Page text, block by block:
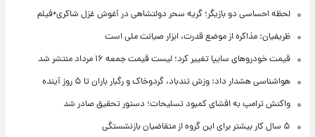
لحظه احساسی دو بازیگر؛ گریه سحر دولتشاهی در آغوش غزل شاکری+فیلم
ظریفیان: مذاکره از موضع قدرت، ابزار صیانت ملی است
قیمت خودروهای سایپا تغییر کرد؛ لیست قیمت جمعه ۱۶ مرداد منتشر شد
هواشناسی هشدار داد: وزش تندباد، گردوخاک و رگبار باران تا ۵ روز آینده
واکنش ترامپ به افشای کمبود تسلیحات؛ دستور تحقیق صادر شد
۵ سال کار بیشتر برای این گروه از متقاضیان بازنشستگی